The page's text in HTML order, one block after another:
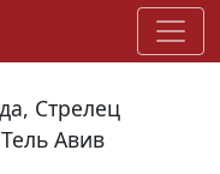
Стрелец
Авив